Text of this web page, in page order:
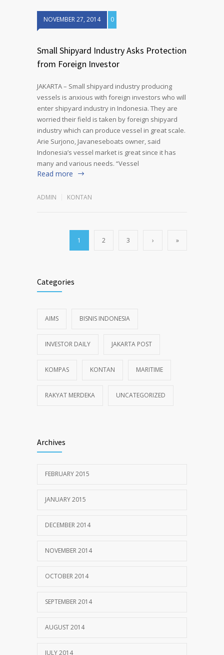
NOVEMBER 27, 2014 0
Small Shipyard Industry Asks Protection
from Foreign Investor
JAKARTA – Small shipyard industry producing
vessels is anxious with foreign investors who will
enter shipyard industry in Indonesia. They are
worried their field is taken by foreign shipyard
industry which can produce vessel in great scale.
Arie Surjono, Javaneseboats owner, said
Indonesia’s vessel market is great since it has
many and various needs. “Vessel
Read more
ADMIN KONTAN
1 2 3 › »
Categories
AIMS BISNIS INDONESIA
INVESTOR DAILY JAKARTA POST
KOMPAS KONTAN MARITIME
RAKYAT MERDEKA UNCATEGORIZED
Archives
FEBRUARY 2015
JANUARY 2015
DECEMBER 2014
NOVEMBER 2014
OCTOBER 2014
SEPTEMBER 2014
AUGUST 2014
JULY 2014